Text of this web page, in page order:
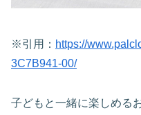
※引用： https://
3C7B941-00/
子どもと一緒に楽しめる